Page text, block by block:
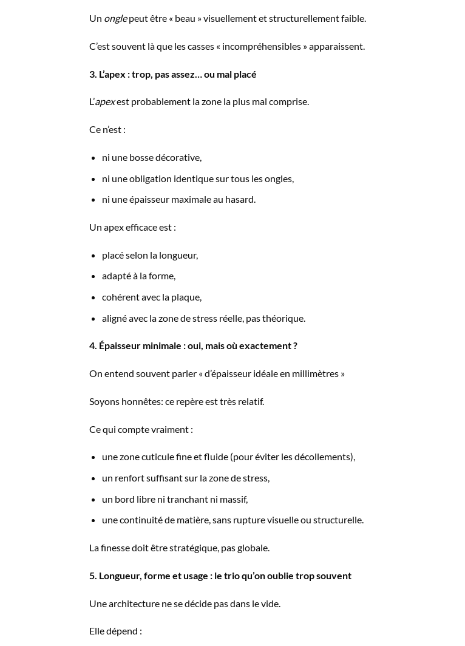
Un onglepeut être « beau » visuellement et structurellement faible.
C’est souvent là que les casses « incompréhensibles » apparaissent.
3. L’apex : trop, pas assez… ou mal placé
L’apexest probablement la zone la plus mal comprise.
Ce n’est :
ni une bosse décorative,
ni une obligation identique sur tous les ongles,
ni une épaisseur maximale au hasard.
Un apex efficace est :
placé selon la longueur,
adapté à la forme,
cohérent avec la plaque,
aligné avec la zone de stress réelle, pas théorique.
4. Épaisseur minimale : oui, mais où exactement ?
On entend souvent parler « d’épaisseur idéale en millimètres »
Soyons honnêtes: ce repère est très relatif.
Ce qui compte vraiment :
une zone cuticule fine et fluide (pour éviter les décollements),
un renfort suffisant sur la zone de stress,
un bord libre ni tranchant ni massif,
une continuité de matière, sans rupture visuelle ou structurelle.
La finesse doit être stratégique, pas globale.
5. Longueur, forme et usage : le trio qu’on oublie trop souvent
Une architecture ne se décide pas dans le vide.
Elle dépend :